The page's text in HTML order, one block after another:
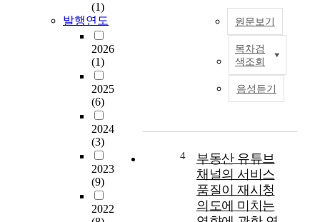
(1)
발행연도
2026
(1)
2025
(6)
2024
(3)
2023
(9)
2022
G
원문보기
목차검
색조회
음성듣기
4
부동산 유튜브
채널의 서비스
품질이 재시청
의도에 미치는